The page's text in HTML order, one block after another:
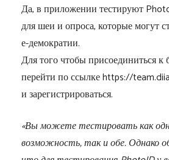
Да, в приложении тестируют
для шеи и опроса, которые могут
е-демократии.
Для того чтобы присоединиться к
перейти по ссылке https://
и зарегистрироваться.
«Вы можете тестировать как
возможность, так и обе. Однако